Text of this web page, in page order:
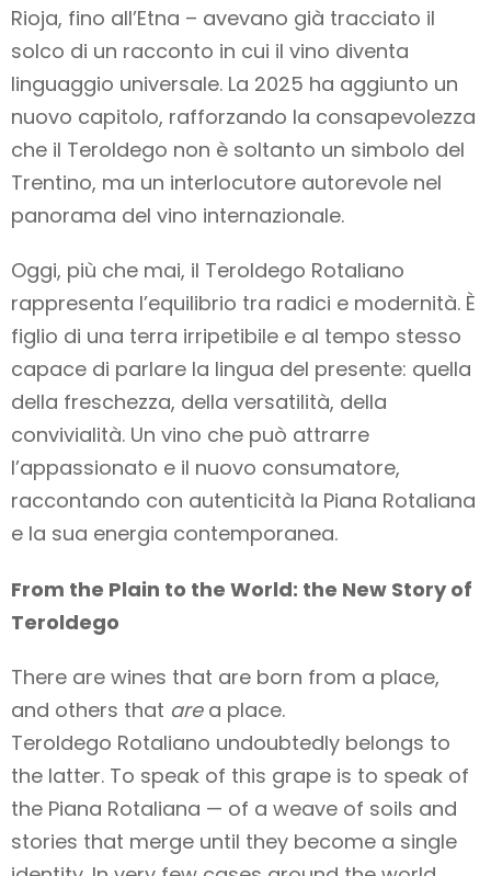
Rioja, fino all’Etna – avevano già tracciato il
solco di un racconto in cui il vino diventa
linguaggio universale. La 2025 ha aggiunto un
nuovo capitolo, rafforzando la consapevolezza
che il Teroldego non è soltanto un simbolo del
Trentino, ma un interlocutore autorevole nel
panorama del vino internazionale.
Oggi, più che mai, il Teroldego Rotaliano
rappresenta l’equilibrio tra radici e modernità. È
figlio di una terra irripetibile e al tempo stesso
capace di parlare la lingua del presente: quella
della freschezza, della versatilità, della
convivialità. Un vino che può attrarre
l’appassionato e il nuovo consumatore,
raccontando con autenticità la Piana Rotaliana
e la sua energia contemporanea.
From the Plain to the World: the New Story of
Teroldego
There are wines that are born from a place,
and others that area place.
Teroldego Rotaliano undoubtedly belongs to
the latter. To speak of this grape is to speak of
the Piana Rotaliana — of a weave of soils and
stories that merge until they become a single